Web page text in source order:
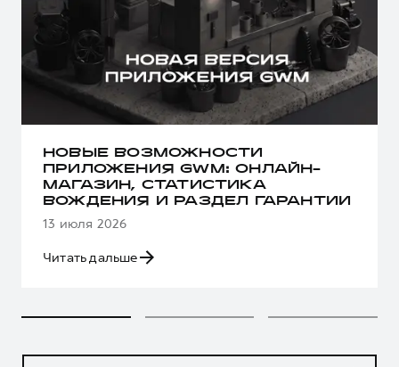
НОВЫЕ ВОЗМОЖНОСТИ
ПРИЛОЖЕНИЯ GWM: ОНЛАЙН-
МАГАЗИН, СТАТИСТИКА
ВОЖДЕНИЯ И РАЗДЕЛ ГАРАНТИИ
13 июля 2026
Читать дальше